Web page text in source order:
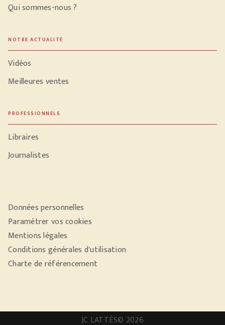
Qui sommes-nous ?
NOTRE ACTUALITÉ
Vidéos
Meilleures ventes
PROFESSIONNELS
Libraires
Journalistes
Données personnelles
Paramétrer vos cookies
Mentions légales
Conditions générales d'utilisation
Charte de référencement
JC LATTÈS© 2026